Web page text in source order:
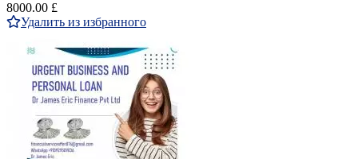
8000.00 £
Удалить из избранного